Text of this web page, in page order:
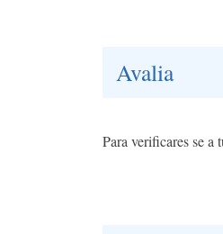
Avalia
Para verificares se a